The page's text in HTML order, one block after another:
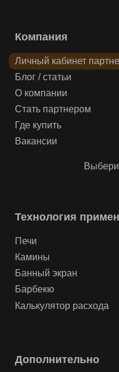
Компания
Личный кабинет
Блог / статьи
О компании
Стать партнером
Где купить
Вакансии
Технология
Печи
Камины
Банный экран
Барбекю
Калькулятор расхода
Дополнительно